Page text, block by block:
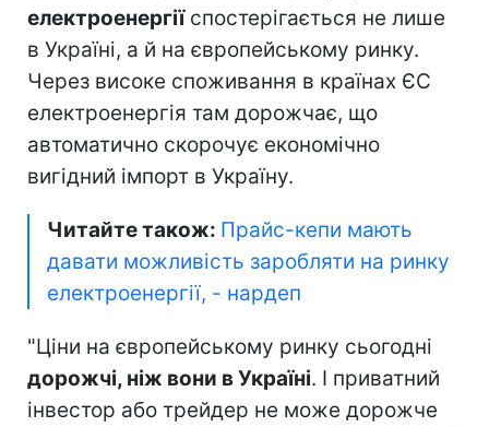
електроенергіїспостерігається не лише
в Україні, а й на європейському ринку.
Через високе споживання в країнах ЄС
електроенергія там дорожчає, що
автоматично скорочує економічно
вигідний імпорт в Україну.
Читайте також: Прайс-кепи мають
давати можливість заробляти на ринку
електроенергії, - нардеп
"Ціни на європейському ринку сьогодні
дорожчі, ніж вони в Україні. І приватний
інвестор або трейдер не може дорожче